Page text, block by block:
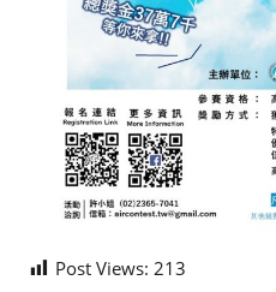
Post Views: 213